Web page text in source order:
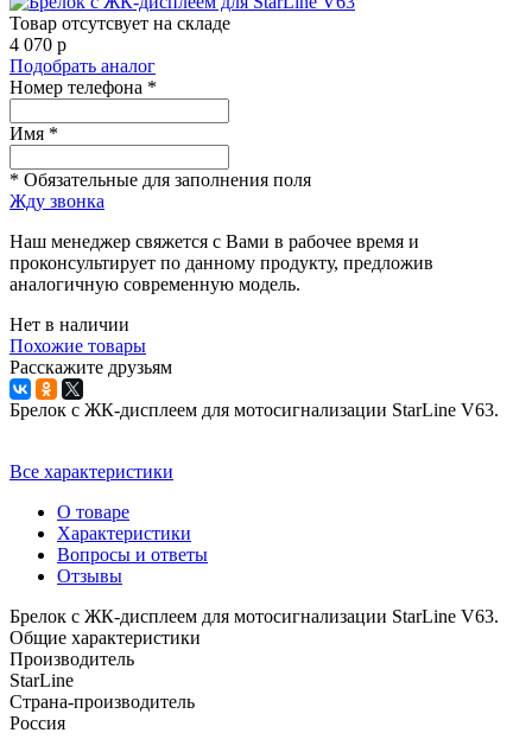
Товар отсутсвует на складе
4 070 p
Подобрать аналог
Номер телефона *
Имя *
* Обязательные для заполнения поля
Жду звонка
Наш менеджер свяжется с Вами в рабочее время и
проконсультирует по данному продукту, предложив
аналогичную современную модель.
Нет в наличии
Похожие товары
Расскажите друзьям
Брелок с ЖК-дисплеем для мотосигнализации StarLine V63.
Все характеристики
О товаре
Характеристики
Вопросы и ответы
Отзывы
Брелок с ЖК-дисплеем для мотосигнализации StarLine V63.
Общие характеристики
Производитель
StarLine
Страна-производитель
Россия